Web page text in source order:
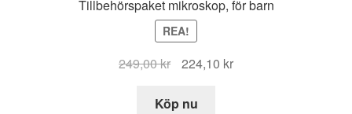
Tillbehörspaket mikroskop, för barn
REA!
249,00kr
Det
priset
224,10 krDet
Köp nu